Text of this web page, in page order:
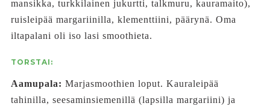
mansikka, turkkilainen jukurtti, talkmuru, kauramaito),
ruisleipää margariinilla, klementtiini, päärynä. Oma
iltapalani oli iso lasi smoothieta.
TORSTAI:
Aamupala: Marjasmoothien loput. Kauraleipää
tahinilla, seesaminsiemenillä (lapsilla margariini) ja